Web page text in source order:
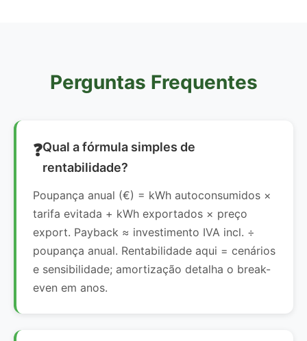
Perguntas Frequentes
Qual a fórmula simples de
rentabilidade?
Poupança anual (€) = kWh autoconsumidos ×
tarifa evitada + kWh exportados × preço
export. Payback ≈ investimento IVA incl. ÷
poupança anual. Rentabilidade aqui = cenários
e sensibilidade; amortização detalha o break-
even em anos.